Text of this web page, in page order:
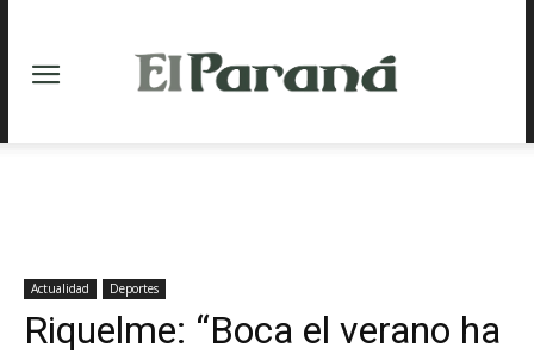
Actualidad Deportes
Riquelme: “Boca el verano ha